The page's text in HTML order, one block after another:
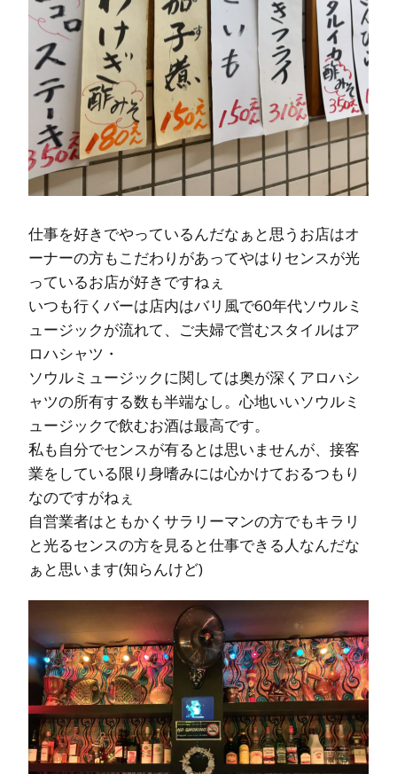
仕事を好きでやっているんだなぁと思うお店はオ
ーナーの方もこだわりがあってやはりセンスが光
っているお店が好きですねぇ
いつも行くバーは店内はバリ風で60年代ソウルミ
ュージックが流れて、ご夫婦で営むスタイルはア
ロハシャツ・
ソウルミュージックに関しては奥が深くアロハシ
ャツの所有する数も半端なし。心地いいソウルミ
ュージックで飲むお酒は最高です。
私も自分でセンスが有るとは思いませんが、接客
業をしている限り身嗜みには心かけておるつもり
なのですがねぇ
自営業者はともかくサラリーマンの方でもキラリ
と光るセンスの方を見ると仕事できる人なんだな
ぁと思います(知らんけど)